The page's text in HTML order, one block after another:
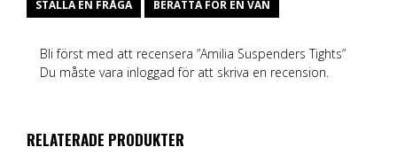
STÄLLA EN FRÅGA BERÄTTA FÖR EN VÄN
Bli först med att recensera ”Amilia Suspenders Tights”
Du måste vara inloggad för att skriva en recension.
RELATERADE PRODUKTER